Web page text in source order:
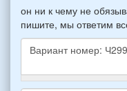
он ни к чему не
пишите, мы ответим
Какое